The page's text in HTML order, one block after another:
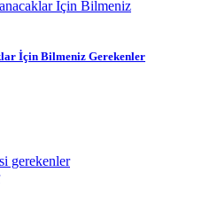
İçin Bilmeniz Gerekenler
gerekenler